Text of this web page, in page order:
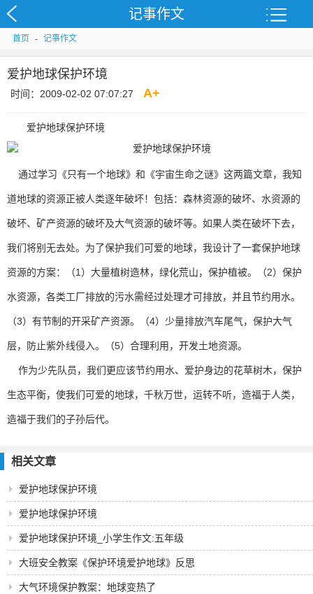
记事作文
首页 - 记事作文
爱护地球保护环境
时间：2009-02-02 07:07:27 A+
爱护地球保护环境
通过学习《只有一个地球》和《宇宙生命之谜》这两篇文章，我知
道地球的资源正被人类逐年破坏！包括：森林资源的破坏、水资源的
破坏、矿产资源的破坏及大气资源的破坏等。如果人类在破坏下去，
我们将别无去处。为了保护我们可爱的地球，我设计了一套保护地球
资源的方案：（1）大量植树造林，绿化荒山，保护植被。（2）保护
水资源，各类工厂排放的污水需经过处理才可排放，并且节约用水。
（3）有节制的开采矿产资源。（4）少量排放汽车尾气，保护大气
层，防止紫外线侵入。（5）合理利用，开发土地资源。
作为少先队员，我们更应该节约用水、爱护身边的花草树木，保护
生态平衡，使我们可爱的地球，千秋万世，运转不听，造福于人类，
造福于我们的子孙后代。
相关文章
爱护地球保护环境
爱护地球保护环境
爱护地球保护环境_小学生作文:五年级
大班安全教案《保护环境爱护地球》反思
大气环境保护教案：地球变热了